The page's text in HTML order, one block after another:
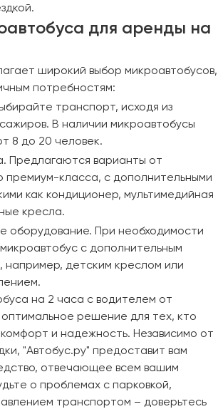
для аренды на
широкий выбор микроавтобусов,
потребностям:
транспорт, исходя из
В наличии микроавтобусы
8 до 20 человек.
Предлагаются варианты от
премиум-класса, с дополнительными
как кондиционер, мультимедийная
кресла.
оборудование. При необходимости
с дополнительным
например, детским креслом или
на 2 часа с водителем от
решение для тех, кто
и надежность. Независимо от
"Автобус.ру" предоставит вам
отвечающее всем вашим
о проблемах с парковкой,
транспортом – доверьтесь